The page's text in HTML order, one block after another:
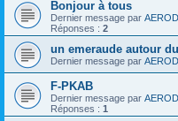
Bonjour à tous
Dernier message par
Réponses : 2
un emeraude autour
Dernier message par
F-PKAB
Dernier message par
Réponses : 1